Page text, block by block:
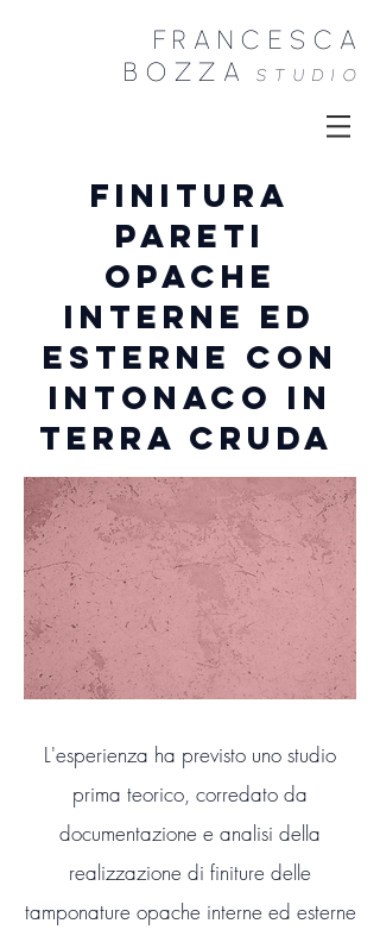
FRANCESCA
B OZZA STU DIO
FINITURA
PARETI
OPACHE
INTERNE ED
ESTERNE CON
INTONACO IN
TERRA CRUDA
L'esperienza ha previsto uno studio
prima teorico, corredato da
documentazione e analisi della
realizzazione di finiture delle
tamponature opache interne ed esterne